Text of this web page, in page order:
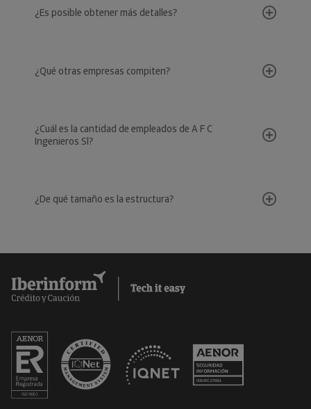
¿Es posible obtener más detalles?
¿Qué otras empresas compiten?
¿Cuál es la cantidad de empleados de A F C
Ingenieros Sl?
¿De qué tamaño es la estructura?